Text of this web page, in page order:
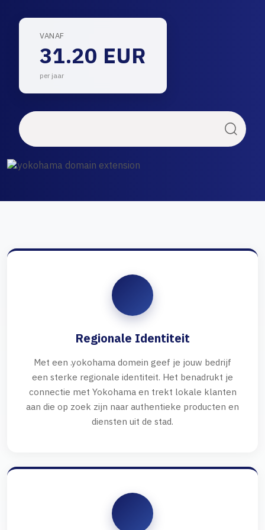
VANAF
31.20 EUR
per jaar
Regionale Identiteit
Met een .yokohama domein geef je jouw bedrijf
een sterke regionale identiteit. Het benadrukt je
connectie met Yokohama en trekt lokale klanten
aan die op zoek zijn naar authentieke producten en
diensten uit de stad.